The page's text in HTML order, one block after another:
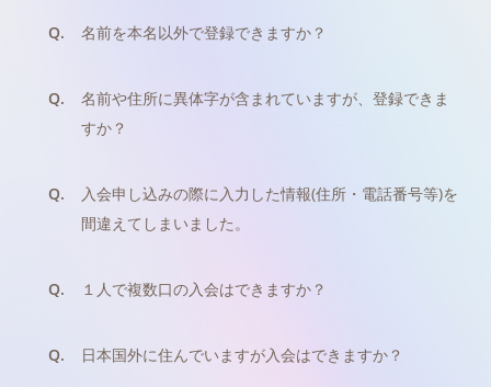
Q. 名前を本名以外で登録できますか？
Q.
名前や住所に異体字が含まれていますが、登録できま
すか？
Q.
入会申し込みの際に入力した情報(住所・電話番号等)を
間違えてしまいました。
Q. １人で複数口の入会はできますか？
Q. 日本国外に住んでいますが入会はできますか？